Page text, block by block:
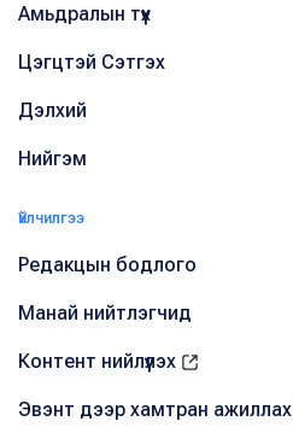
Амьдралын түүх
Цэгцтэй Сэтгэх
Дэлхий
Нийгэм
Үйлчилгээ
Редакцын бодлого
Манай нийтлэгчид
Контент нийлүүлэх
Эвэнт дээр хамтран ажиллах